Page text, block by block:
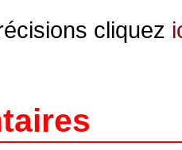
cliquez